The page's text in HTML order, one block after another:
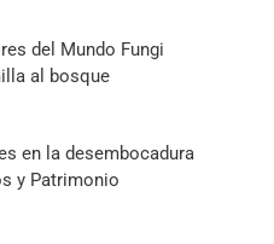
del Mundo Fungi
al bosque
en la desembocadura
y Patrimonio